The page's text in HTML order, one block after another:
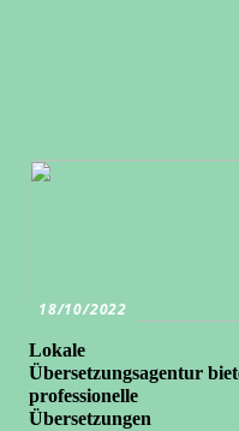
18/10/2022
Lokale
Übersetzungsagentur
professionelle
Übersetzungen